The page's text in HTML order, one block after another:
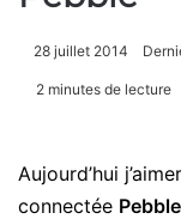
28 juillet 2014
2 minutes de lecture
Aujourd’hui
connectée Pebble